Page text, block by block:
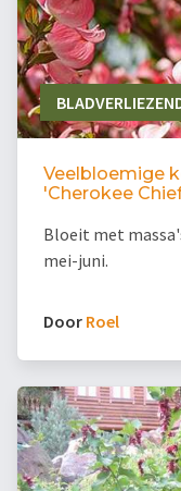
Veelbloemige
'Cherokee
Bloeit met
mei-juni.
Door Roel